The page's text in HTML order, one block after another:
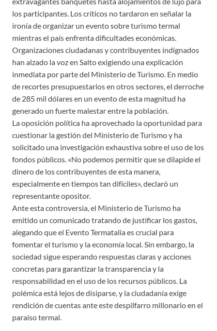
los participantes. Los críticos no tardaron en señalar la
ironía de organizar un evento sobre turismo termal
mientras el país enfrenta dificultades económicas.
Organizaciones ciudadanas y contribuyentes indignados
han alzado la voz en Salto exigiendo una explicación
inmediata por parte del Ministerio de Turismo. En medio
de recortes presupuestarios en otros sectores, el derroche
de 285 mil dólares en un evento de esta magnitud ha
generado un fuerte malestar entre la población.
La oposición política ha aprovechado la oportunidad para
cuestionar la gestión del Ministerio de Turismo y ha
solicitado una investigación exhaustiva sobre el uso de los
fondos públicos. «No podemos permitir que se dilapide el
dinero de los contribuyentes de esta manera,
especialmente en tiempos tan difíciles», declaró un
representante opositor.
Ante esta controversia, el Ministerio de Turismo ha
emitido un comunicado tratando de justificar los gastos,
alegando que el Evento Termatalia es crucial para
fomentar el turismo y la economía local. Sin embargo, la
sociedad sigue esperando respuestas claras y acciones
concretas para garantizar la transparencia y la
responsabilidad en el uso de los recursos públicos. La
polémica está lejos de disiparse, y la ciudadanía exige
rendición de cuentas ante este despilfarro millonario en el
paraíso termal.